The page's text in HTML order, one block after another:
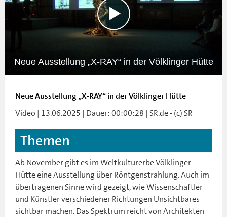
Neue Ausstellung „X-RAY“ in der Völklinger Hütte
Neue Ausstellung „X-RAY“ in der Völklinger Hütte
Video | 13.06.2025 | Dauer: 00:00:28 | SR.de - (c) SR
Themen
Ab November gibt es im Weltkulturerbe Völklinger
Hütte eine Ausstellung über Röntgenstrahlung. Auch im
übertragenen Sinne wird gezeigt, wie Wissenschaftler
und Künstler verschiedener Richtungen Unsichtbares
sichtbar machen. Das Spektrum reicht von Architekten